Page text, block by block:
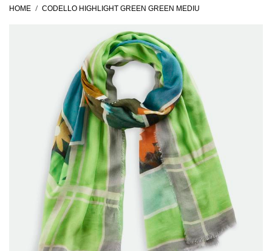
HOME / CODELLO HIGHLIGHT GREEN GREEN MEDIU